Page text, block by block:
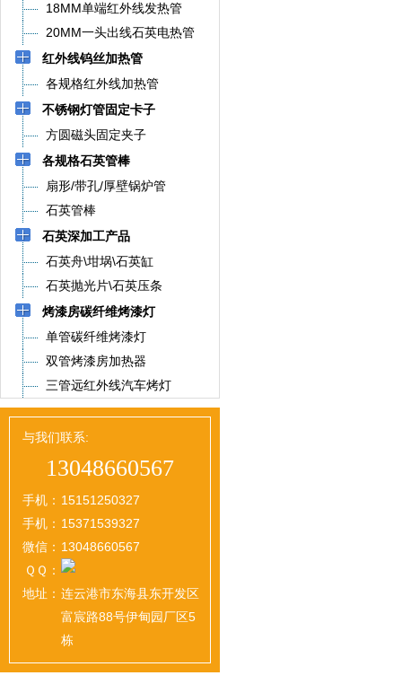
18MM单端红外线发热管
20MM一头出线石英电热管
红外线钨丝加热管
各规格红外线加热管
不锈钢灯管固定卡子
方圆磁头固定夹子
各规格石英管棒
扇形/带孔/厚壁锅炉管
石英管棒
石英深加工产品
石英舟\坩埚\石英缸
石英抛光片\石英压条
烤漆房碳纤维烤漆灯
单管碳纤维烤漆灯
双管烤漆房加热器
三管远红外线汽车烤灯
与我们联系:
13048660567
手机： 15151250327
手机： 15371539327
微信： 13048660567
ＱＱ：
地址： 连云港市东海县东开发区
富宸路88号伊甸园厂区5
栋